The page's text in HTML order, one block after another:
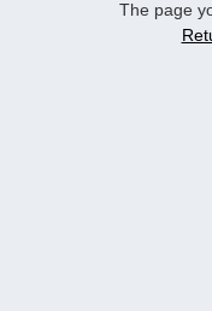
The page